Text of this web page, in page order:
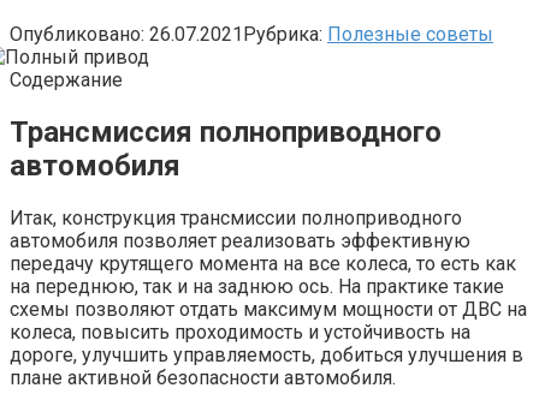
Опубликовано: 26.07.2021Рубрика: Полезные советы
Содержание
Трансмиссия полноприводного
автомобиля
Итак, конструкция трансмиссии полноприводного
автомобиля позволяет реализовать эффективную
передачу крутящего момента на все колеса, то есть как
на переднюю, так и на заднюю ось. На практике такие
схемы позволяют отдать максимум мощности от ДВС на
колеса, повысить проходимость и устойчивость на
дороге, улучшить управляемость, добиться улучшения в
плане активной безопасности автомобиля.